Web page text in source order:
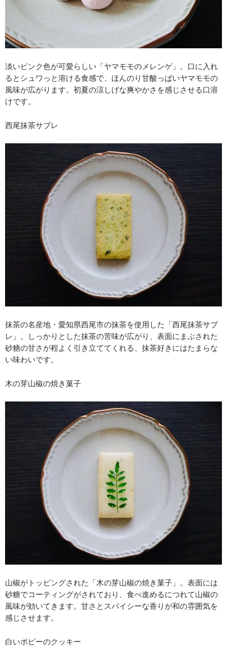
淡いピンク色が可愛らしい「ヤマモモのメレンゲ」。口に入れ
るとシュワっと溶ける食感で、ほんのり甘酸っぱいヤマモモの
風味が広がります。初夏の涼しげな爽やかさを感じさせる口溶
けです。
西尾抹茶サブレ
抹茶の名産地・愛知県西尾市の抹茶を使用した「西尾抹茶サブ
レ」。しっかりとした抹茶の苦味が広がり、表面にまぶされた
砂糖の甘さが程よく引き立ててくれる、抹茶好きにはたまらな
い味わいです。
木の芽山椒の焼き菓子
山椒がトッピングされた「木の芽山椒の焼き菓子」。表面には
砂糖でコーティングがされており、食べ進めるにつれて山椒の
風味が効いてきます。甘さとスパイシーな香りが和の雰囲気を
感じさせます。
白いポピーのクッキー